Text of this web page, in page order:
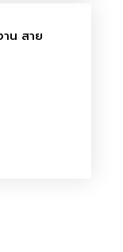
น สาย